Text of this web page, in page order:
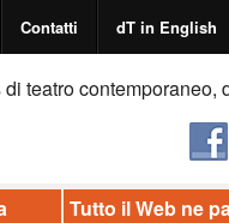
Contatti dT in English
teatro contemporaneo,
Tutto il Web ne